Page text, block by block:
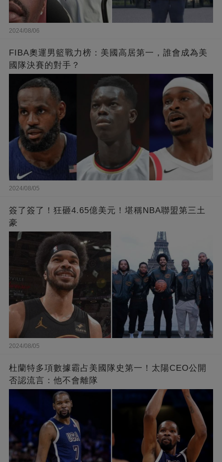
2024/08/06
FIBA奧運男籃戰力榜：美國高居第一，誰會成為美
國隊決賽的對手？
2024/08/05
簽了簽了！狂砸4.65億美元！堪稱NBA聯盟第三土
豪
2024/08/05
杜蘭特多項數據霸占美國隊史第一！太陽CEO公開
否認流言：他不會離隊